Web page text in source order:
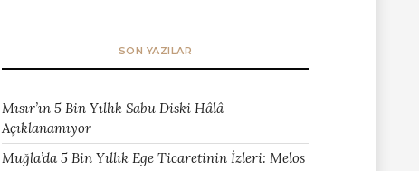
SON YAZILAR
Mısır’ın 5 Bin Yıllık Sabu Diski Hâlâ
Açıklanamıyor
Muğla’da 5 Bin Yıllık Ege Ticaretinin İzleri: Melos